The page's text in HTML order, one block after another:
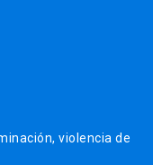
violencia de